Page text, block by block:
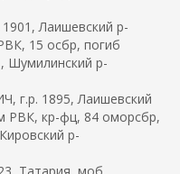
Лаишевский р-
15 осбр, погиб
Шумилинский р-
1895, Лаишевский
РВК, кр-фц, 84 оморсбр,
р-